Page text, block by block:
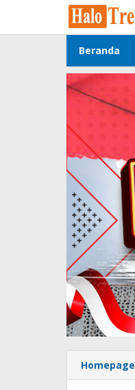
konten
Beranda
Homepage